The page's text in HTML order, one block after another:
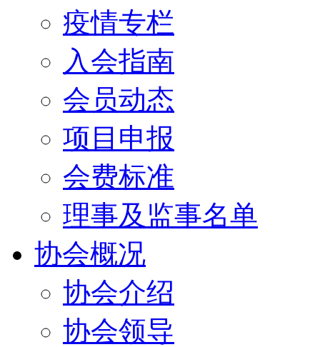
疫情专栏
入会指南
会员动态
项目申报
会费标准
理事及监事名单
协会概况
协会介绍
协会领导